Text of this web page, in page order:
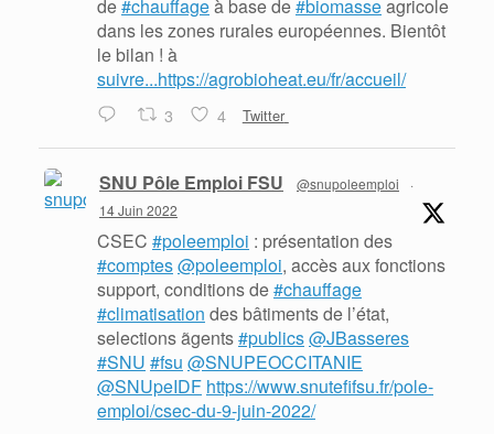
de#chauffageà base de#biomasseagricole
dans les zones rurales européennes. Bientôt
le bilan ! à
suivre...https://agrobioheat.eu/fr/accueil/
3 4 Twitter
SNU Pôle Emploi FSU @snupoleemploi
·
14 Juin 2022
CSEC #poleemploi : présentation des
#comptes@poleemploi, accès aux fonctions
support, conditions de#chauffage
#climatisation des bâtiments de l’état,
selections ãgents#publics@JBasseres
#SNU #fsu @SNUPEOCCITANIE
@SNUpeIDF https://www.snutefifsu.fr/pole-
emploi/csec-du-9-juin-2022/